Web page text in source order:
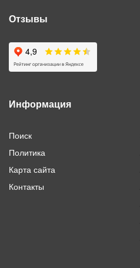
Отзывы
Информация
Поиск
Политика
Карта сайта
Контакты